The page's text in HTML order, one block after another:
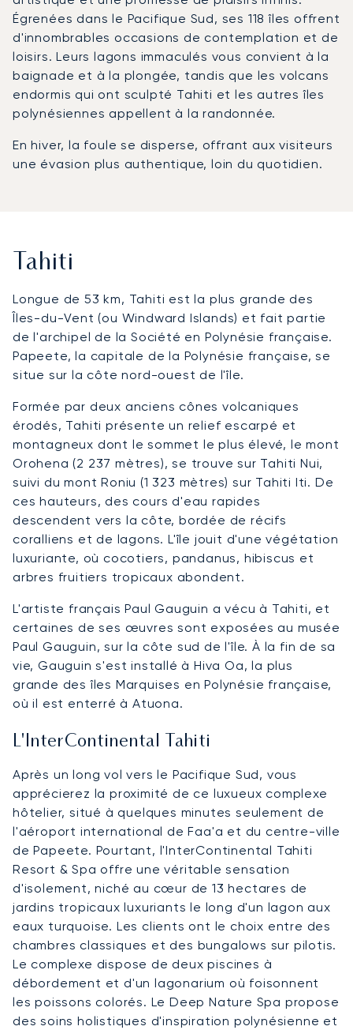
Égrenées dans le Pacifique Sud, ses 118 îles offrent
d'innombrables occasions de contemplation et de
loisirs. Leurs lagons immaculés vous convient à la
baignade et à la plongée, tandis que les volcans
endormis qui ont sculpté Tahiti et les autres îles
polynésiennes appellent à la randonnée.
En hiver, la foule se disperse, offrant aux visiteurs
une évasion plus authentique, loin du quotidien.
Tahiti
Longue de 53 km, Tahiti est la plus grande des
Îles-du-Vent (ou Windward Islands) et fait partie
de l'archipel de la Société en Polynésie française.
Papeete, la capitale de la Polynésie française, se
situe sur la côte nord-ouest de l'île.
Formée par deux anciens cônes volcaniques
érodés, Tahiti présente un relief escarpé et
montagneux dont le sommet le plus élevé, le mont
Orohena (2 237 mètres), se trouve sur Tahiti Nui,
suivi du mont Roniu (1 323 mètres) sur Tahiti Iti. De
ces hauteurs, des cours d'eau rapides
descendent vers la côte, bordée de récifs
coralliens et de lagons. L'île jouit d'une végétation
luxuriante, où cocotiers, pandanus, hibiscus et
arbres fruitiers tropicaux abondent.
L'artiste français Paul Gauguin a vécu à Tahiti, et
certaines de ses œuvres sont exposées au musée
Paul Gauguin, sur la côte sud de l'île. À la fin de sa
vie, Gauguin s'est installé à Hiva Oa, la plus
grande des îles Marquises en Polynésie française,
où il est enterré à Atuona.
L'InterContinental Tahiti
Après un long vol vers le Pacifique Sud, vous
apprécierez la proximité de ce luxueux complexe
hôtelier, situé à quelques minutes seulement de
l'aéroport international de Faa'a et du centre-ville
de Papeete. Pourtant, l'InterContinental Tahiti
Resort & Spa offre une véritable sensation
d'isolement, niché au cœur de 13 hectares de
jardins tropicaux luxuriants le long d'un lagon aux
eaux turquoise. Les clients ont le choix entre des
chambres classiques et des bungalows sur pilotis.
Le complexe dispose de deux piscines à
débordement et d'un lagonarium où foisonnent
les poissons colorés. Le Deep Nature Spa propose
des soins holistiques d'inspiration polynésienne et